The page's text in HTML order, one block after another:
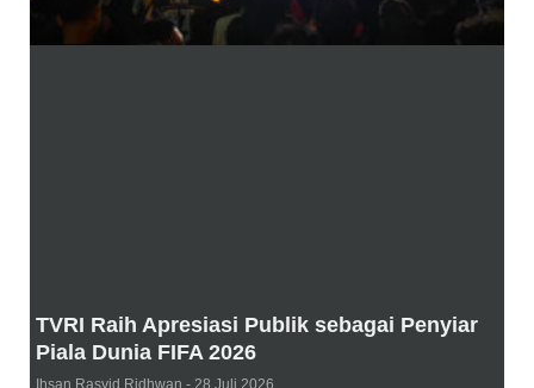
TVRI Raih Apresiasi Publik sebagai Penyiar
Piala Dunia FIFA 2026